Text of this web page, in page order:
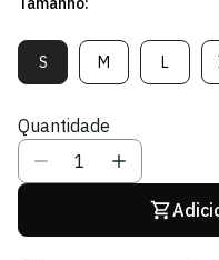
SVariante
Esgotada
Indisponível
MVariante
Esgotada
Indisponível
L
Quantidade